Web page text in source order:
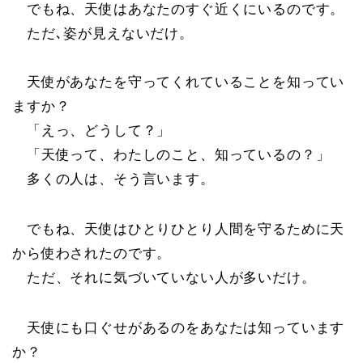
でもね、天使はあなたのすぐ近くにいるのです。
ただ､姿が見えないだけ。
天使があなたを守ってくれていることを知ってい
ますか？
「えっ、どうして？」
「天使って、わたしのこと、知っているの？」
多くの人は、そう言います。
でもね、天使はひとりひとり人間を守るために天
から使わされたのです。
ただ、それに気づいていない人が多いだけ。
天使にも口ぐせがあるのをあなたは知っています
か？